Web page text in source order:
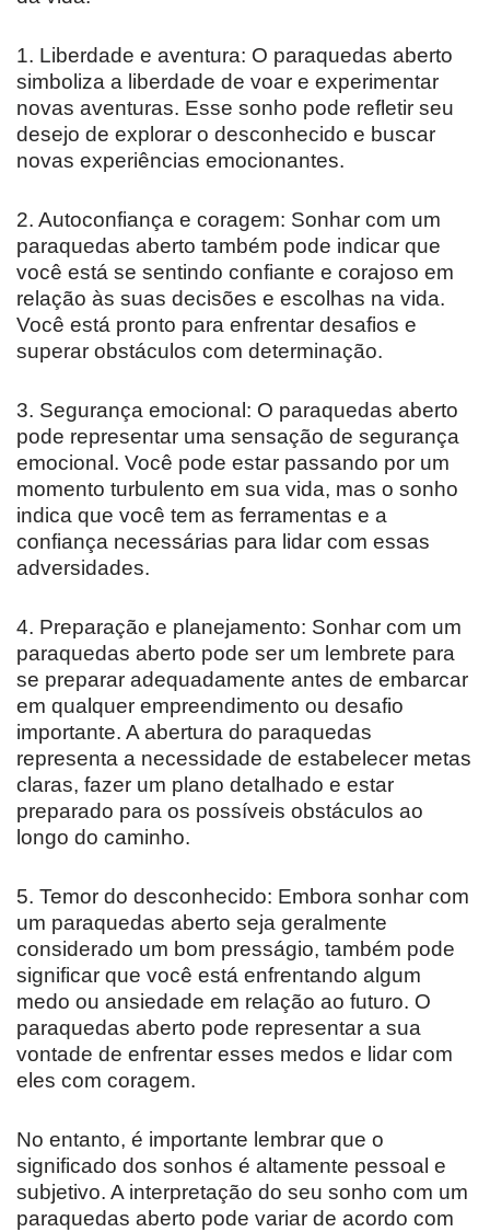
1. Liberdade e aventura: O paraquedas aberto
simboliza a liberdade de voar e experimentar
novas aventuras. Esse sonho pode refletir seu
desejo de explorar o desconhecido e buscar
novas experiências emocionantes.
2. Autoconfiança e coragem: Sonhar com um
paraquedas aberto também pode indicar que
você está se sentindo confiante e corajoso em
relação às suas decisões e escolhas na vida.
Você está pronto para enfrentar desafios e
superar obstáculos com determinação.
3. Segurança emocional: O paraquedas aberto
pode representar uma sensação de segurança
emocional. Você pode estar passando por um
momento turbulento em sua vida, mas o sonho
indica que você tem as ferramentas e a
confiança necessárias para lidar com essas
adversidades.
4. Preparação e planejamento: Sonhar com um
paraquedas aberto pode ser um lembrete para
se preparar adequadamente antes de embarcar
em qualquer empreendimento ou desafio
importante. A abertura do paraquedas
representa a necessidade de estabelecer metas
claras, fazer um plano detalhado e estar
preparado para os possíveis obstáculos ao
longo do caminho.
5. Temor do desconhecido: Embora sonhar com
um paraquedas aberto seja geralmente
considerado um bom presságio, também pode
significar que você está enfrentando algum
medo ou ansiedade em relação ao futuro. O
paraquedas aberto pode representar a sua
vontade de enfrentar esses medos e lidar com
eles com coragem.
No entanto, é importante lembrar que o
significado dos sonhos é altamente pessoal e
subjetivo. A interpretação do seu sonho com um
paraquedas aberto pode variar de acordo com